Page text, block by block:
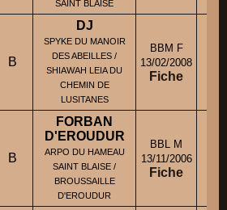
SAINT BLAISE
B
DJ
SPYKE DU MANOIR
DES ABEILLES /
SHIAWAH LEIA DU
CHEMIN DE
LUSITANES
BBM F
13/02/2008
Fiche
B
FORBAN
D'EROUDUR
ARPO DU HAMEAU
SAINT BLAISE /
BROUSSAILLE
D'EROUDUR
BBL M
13/11/2006
Fiche